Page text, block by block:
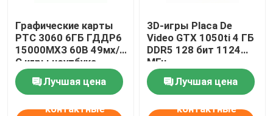
Графические карты
РТС 3060 6ГБ ГДДР6
15000МХЗ 60В 49мх/
С игры ноутбука
Лучшая цена
контактные
3D-игры Placa De
Video GTX 1050ti 4 ГБ
DDR5 128 бит 1124
МГц
Лучшая цена
контактные